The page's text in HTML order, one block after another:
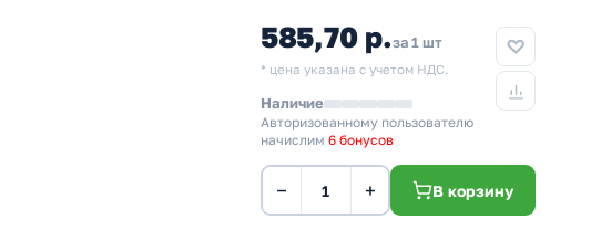
585,70 р.за 1 шт
* цена указана с учетом НДС.
Наличие
Авторизованному пользователю
начислим 6 бонусов
− + В корзину